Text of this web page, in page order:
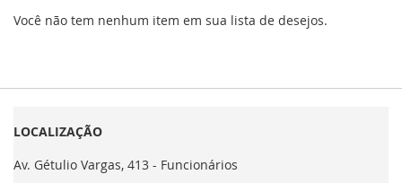
Você não tem nenhum item em sua lista de desejos.
LOCALIZAÇÃO
Av. Gétulio Vargas, 413 - Funcionários